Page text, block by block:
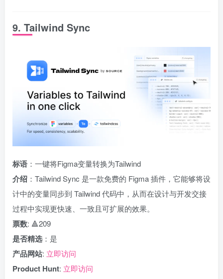
9. Tailwind Sync
标语 ：一键将Figma变量转换为Tailwind
介绍 ：Tailwind Sync 是一款免费的 Figma 插件，它能够将设
计中的变量同步到 Tailwind 代码中，从而在设计与开发交接
过程中实现更快速、一致且可扩展的效果。
票数: 🔺209
是否精选 ：是
产品网站: 立即访问
Product Hunt: 立即访问